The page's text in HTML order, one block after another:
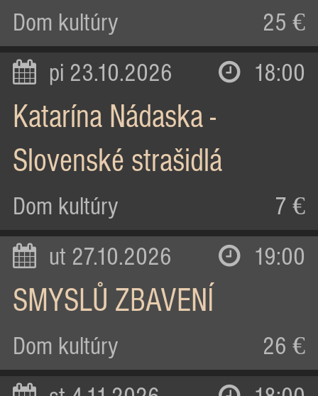
Dom kultúry 25 €
pi 23.10.2026 18:00
Katarína Nádaska -
Slovenské strašidlá
Dom kultúry 7 €
ut 27.10.2026 19:00
SMYSLŮ ZBAVENÍ
Dom kultúry 26 €